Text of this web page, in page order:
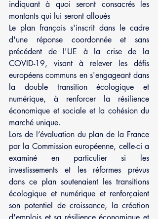
indiquant à quoi seront consacrés les
montants qui lui seront alloués
Le plan français s'inscrit dans le cadre
d'une réponse coordonnée et sans
précédent de l'UE à la crise de la
COVID-19, visant à relever les défis
européens communs en s'engageant dans
la double transition écologique et
numérique, à renforcer la résilience
économique et sociale et la cohésion du
marché unique.
Lors de l’évaluation du plan de la France
par la Commission européenne, celle-ci a
examiné en particulier si les
investissements et les réformes prévus
dans ce plan soutenaient les transitions
écologique et numérique et renforçaient
son potentiel de croissance, la création